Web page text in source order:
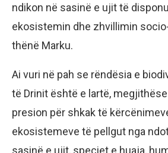
ndikon në sasinë e ujit të
ekosistemin dhe zhvillimin
thënë Marku.
Ai vuri në pah se rëndësia e
të Drinit është e lartë,
presion për shkak të
ekosistemeve të pellgut nga
sasinë e ujit, speciet e huaja,